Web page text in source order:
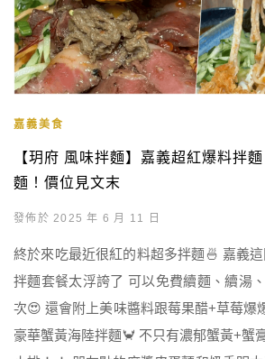
嘉義美食
【玥府 風味拌麵】嘉義超紅爆料拌
麵！價位見文末
發佈於 2025 年 6 月 11 日
終於來吃最近很紅的料超多拌麵🍜 嘉義這
拌麵套餐太浮誇了 可以免費續麵、續湯
次😍 還會附上美味醬料跟莓果醋+草莓爆
豪華蟹黃海陸拌麵🦀 不只有濃郁蟹黃+蟹